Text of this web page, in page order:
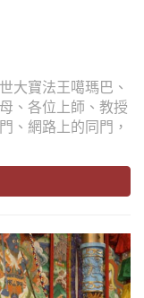
大寶法王噶瑪巴、
、各位上師、教授
、網路上的同門，